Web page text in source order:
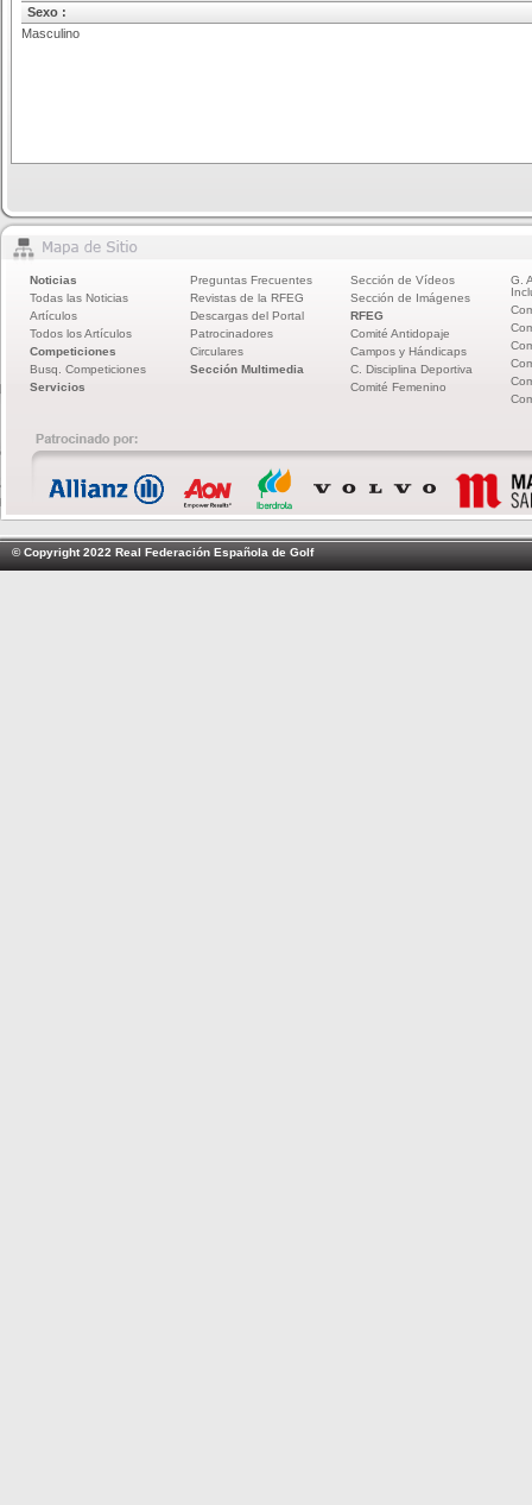
Sexo :
Masculino
Noticias
Todas las Noticias
Artículos
Todos los Artículos
Competiciones
Busq. Competiciones
Servicios
Preguntas Frecuentes
Revistas de la RFEG
Descargas del Portal
Patrocinadores
Circulares
Sección Multimedia
Sección de Vídeos
Sección de Imágenes
RFEG
Comité Antidopaje
Campos y Hándicaps
C. Disciplina Deportiva
Comité Femenino
G.
© Copyright 2022 Real Federación Española de Golf